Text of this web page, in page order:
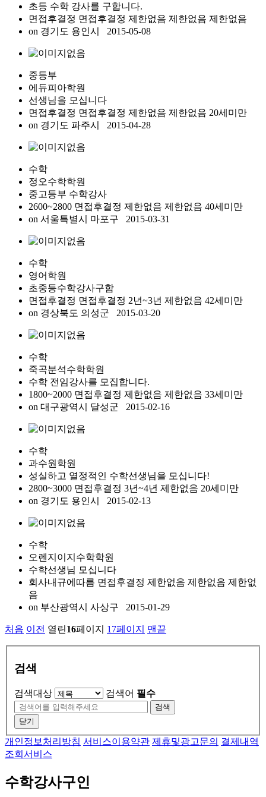
초등 수학 강사를 구합니다.
면접후결정 면접후결정 제한없음 제한없음 제한없음
on 경기도 용인시 2015-05-08
중등부
에듀피아학원
선생님을 모십니다
면접후결정 면접후결정 제한없음 제한없음 20세미만
on 경기도 파주시 2015-04-28
수학
정오수학학원
중고등부 수학강사
2600~2800 면접후결정 제한없음 제한없음 40세미만
on 서울특별시 마포구 2015-03-31
수학
영어학원
초중등수학강사구함
면접후결정 면접후결정 2년~3년 제한없음 42세미만
on 경상북도 의성군 2015-03-20
수학
죽곡분석수학학원
수학 전임강사를 모집합니다.
1800~2000 면접후결정 제한없음 제한없음 33세미만
on 대구광역시 달성군 2015-02-16
수학
과수원학원
성실하고 열정적인 수학선생님을 모십니다!
2800~3000 면접후결정 3년~4년 제한없음 20세미만
on 경기도 용인시 2015-02-13
수학
오렌지이지수학학원
수학선생님 모십니다
회사내규에따름 면접후결정 제한없음 제한없음 제한없
음
on 부산광역시 사상구 2015-01-29
처음 이전 열린16페이지 17페이지 맨끝
검색
검색대상 검색어 필수
검색
닫기
개인정보처리방침 서비스이용약관 제휴및광고문의 결제내역
조회서비스
수학강사구인